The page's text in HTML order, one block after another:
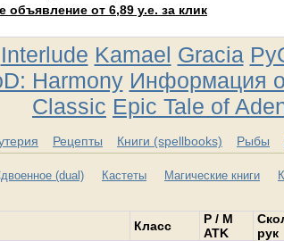
объявление от 6,89 у.е. за клик
Interlude Kamael Gracia
Harmony Информация
Classic Epic Tale of
Рецепты Книги (spellbooks) Рыбы
(dual) Кастеты Магические книги
Класс
P / M
ATK
рук